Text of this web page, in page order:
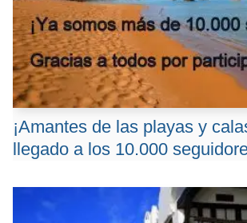
¡Amantes de las playas y
llegado a los 10.000